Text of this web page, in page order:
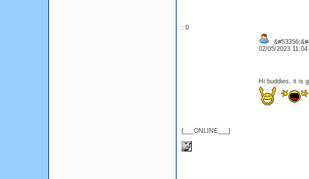
: 0
{___ONLINE___}
02/05/2023
Hi buddies, it is